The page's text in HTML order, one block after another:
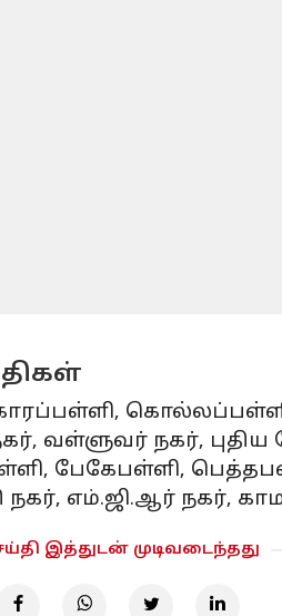
வள்ளுவர் நகர், புதிய
பேகேபள்ளி,
எம்.ஜி.ஆர் நகர்,
இத்துடன் முடிவடைந்தது